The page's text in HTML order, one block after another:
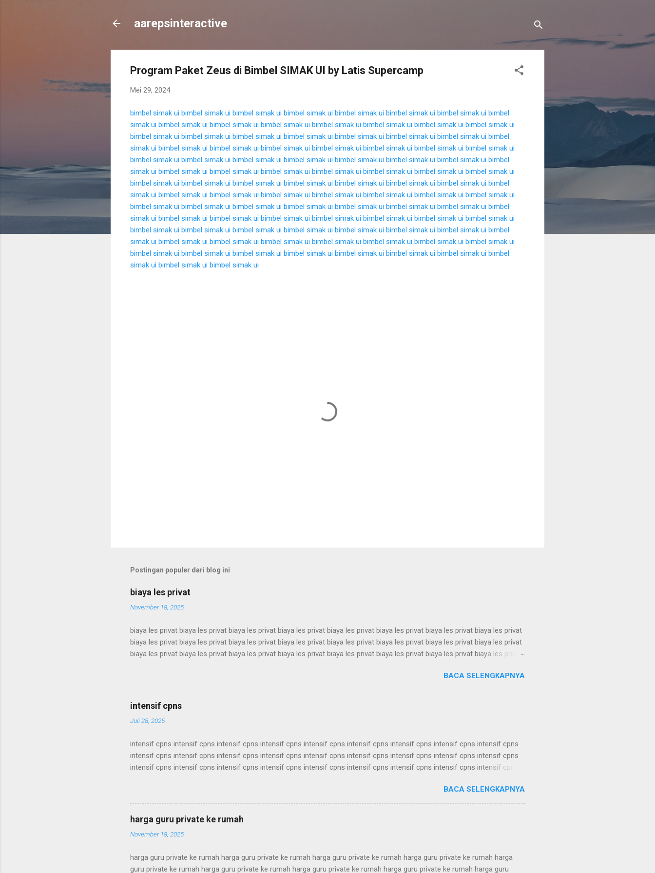
aarepsinteractive
Program Paket Zeus di Bimbel SIMAK UI by Latis Supercamp
Mei 29, 2024
bimbel simak ui bimbel simak ui bimbel simak ui bimbel simak ui bimbel simak ui bimbel simak ui bimbel simak ui bimbel
simak ui bimbel simak ui bimbel simak ui bimbel simak ui bimbel simak ui bimbel simak ui bimbel simak ui bimbel simak ui
bimbel simak ui bimbel simak ui bimbel simak ui bimbel simak ui bimbel simak ui bimbel simak ui bimbel simak ui bimbel
simak ui bimbel simak ui bimbel simak ui bimbel simak ui bimbel simak ui bimbel simak ui bimbel simak ui bimbel simak ui
bimbel simak ui bimbel simak ui bimbel simak ui bimbel simak ui bimbel simak ui bimbel simak ui bimbel simak ui bimbel
simak ui bimbel simak ui bimbel simak ui bimbel simak ui bimbel simak ui bimbel simak ui bimbel simak ui bimbel simak ui
bimbel simak ui bimbel simak ui bimbel simak ui bimbel simak ui bimbel simak ui bimbel simak ui bimbel simak ui bimbel
simak ui bimbel simak ui bimbel simak ui bimbel simak ui bimbel simak ui bimbel simak ui bimbel simak ui bimbel simak ui
bimbel simak ui bimbel simak ui bimbel simak ui bimbel simak ui bimbel simak ui bimbel simak ui bimbel simak ui bimbel
simak ui bimbel simak ui bimbel simak ui bimbel simak ui bimbel simak ui bimbel simak ui bimbel simak ui bimbel simak ui
bimbel simak ui bimbel simak ui bimbel simak ui bimbel simak ui bimbel simak ui bimbel simak ui bimbel simak ui bimbel
simak ui bimbel simak ui bimbel simak ui bimbel simak ui bimbel simak ui bimbel simak ui bimbel simak ui bimbel simak ui
bimbel simak ui bimbel simak ui bimbel simak ui bimbel simak ui bimbel simak ui bimbel simak ui bimbel simak ui bimbel
simak ui bimbel simak ui bimbel simak ui
Postingan populer dari blog ini
biaya les privat
November 18, 2025
biaya les privat biaya les privat biaya les privat biaya les privat biaya les privat biaya les privat biaya les privat biaya les privat
biaya les privat biaya les privat biaya les privat biaya les privat biaya les privat biaya les privat biaya les privat biaya les privat
biaya les privat biaya les privat biaya les privat biaya les privat biaya les privat biaya les privat biaya les privat biaya les privat
biaya les privat biaya les privat biaya les privat biaya les privat biaya les privat biaya les privat biaya les privat biaya les privat
biaya les privat biaya les privat biaya les privat biaya les privat biaya les privat biaya les privat biaya les privat biaya les privat
biaya les privat biaya les privat biaya les privat biaya les privat biaya les privat biaya les privat biaya les privat biaya les ...
BACA SELENGKAPNYA
intensif cpns
Juli 28, 2025
intensif cpns intensif cpns intensif cpns intensif cpns intensif cpns intensif cpns intensif cpns intensif cpns intensif cpns
intensif cpns intensif cpns intensif cpns intensif cpns intensif cpns intensif cpns intensif cpns intensif cpns intensif cpns
intensif cpns intensif cpns intensif cpns intensif cpns intensif cpns intensif cpns intensif cpns intensif cpns intensif cpns
intensif cpns intensif cpns intensif cpns intensif cpns intensif cpns intensif cpns intensif cpns intensif cpns intensif cpns
intensif cpns intensif cpns intensif cpns intensif cpns intensif cpns intensif cpns intensif cpns intensif cpns intensif cpns
intensif cpns intensif cpns intensif cpns intensif cpns intensif cpns intensif cpns intensif cpns intensif cpns intensif cpns
intensif cpns intensif cpns intensif cpns intensif c...
BACA SELENGKAPNYA
harga guru private ke rumah
November 18, 2025
harga guru private ke rumah harga guru private ke rumah harga guru private ke rumah harga guru private ke rumah harga
guru private ke rumah harga guru private ke rumah harga guru private ke rumah harga guru private ke rumah harga guru